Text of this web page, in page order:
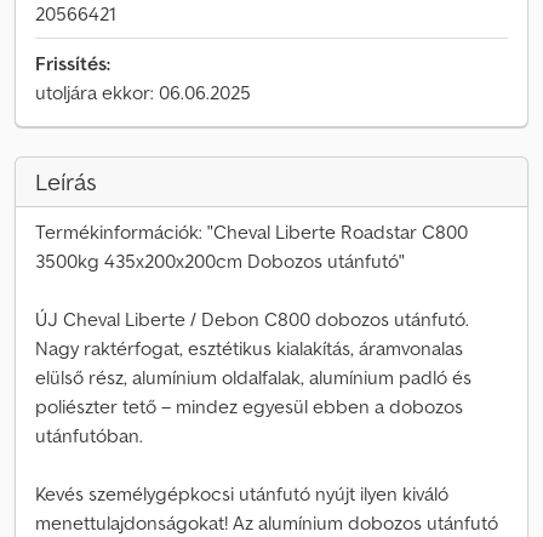
20566421
Frissítés:
utoljára ekkor: 06.06.2025
Leírás
Termékinformációk: "Cheval Liberte Roadstar C800
3500kg 435x200x200cm Dobozos utánfutó"
ÚJ Cheval Liberte / Debon C800 dobozos utánfutó.
Nagy raktérfogat, esztétikus kialakítás, áramvonalas
elülső rész, alumínium oldalfalak, alumínium padló és
poliészter tető – mindez egyesül ebben a dobozos
utánfutóban.
Kevés személygépkocsi utánfutó nyújt ilyen kiváló
menettulajdonságokat! Az alumínium dobozos utánfutó